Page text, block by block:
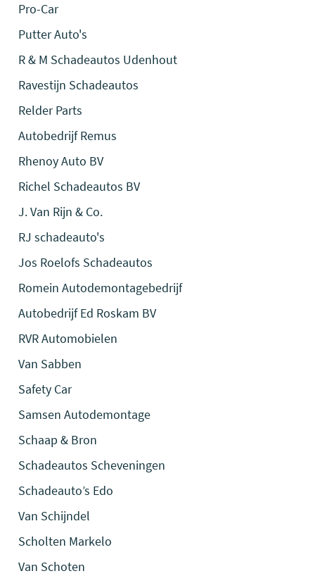
Pro-Car
Putter Auto's
R & M Schadeautos Udenhout
Ravestijn Schadeautos
Relder Parts
Autobedrijf Remus
Rhenoy Auto BV
Richel Schadeautos BV
J. Van Rijn & Co.
RJ schadeauto's
Jos Roelofs Schadeautos
Romein Autodemontagebedrijf
Autobedrijf Ed Roskam BV
RVR Automobielen
Van Sabben
Safety Car
Samsen Autodemontage
Schaap & Bron
Schadeautos Scheveningen
Schadeauto’s Edo
Van Schijndel
Scholten Markelo
Van Schoten